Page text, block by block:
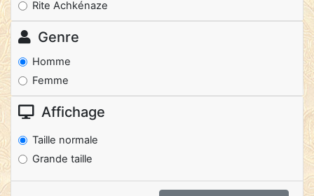
Rite Achkénaze
Genre
Homme
Femme
Affichage
Taille normale
Grande taille